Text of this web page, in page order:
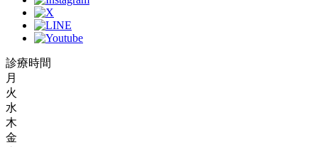
診療時間
月
火
水
木
金